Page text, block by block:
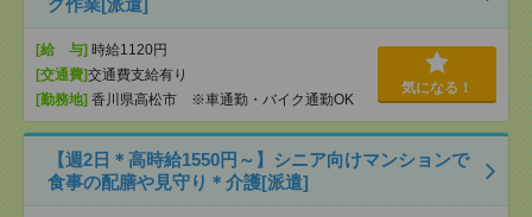
[給 与] 時給1120円
[交通費]交通費支給有り
[勤務地] 香川県高松市 ※車通勤・バイク通勤OK
気になる！
【週2日＊高時給1550円～】シニア向けマンションで
食事の配膳や見守り＊介護[派遣]